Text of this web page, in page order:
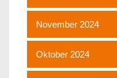
November 2024
Oktober 2024